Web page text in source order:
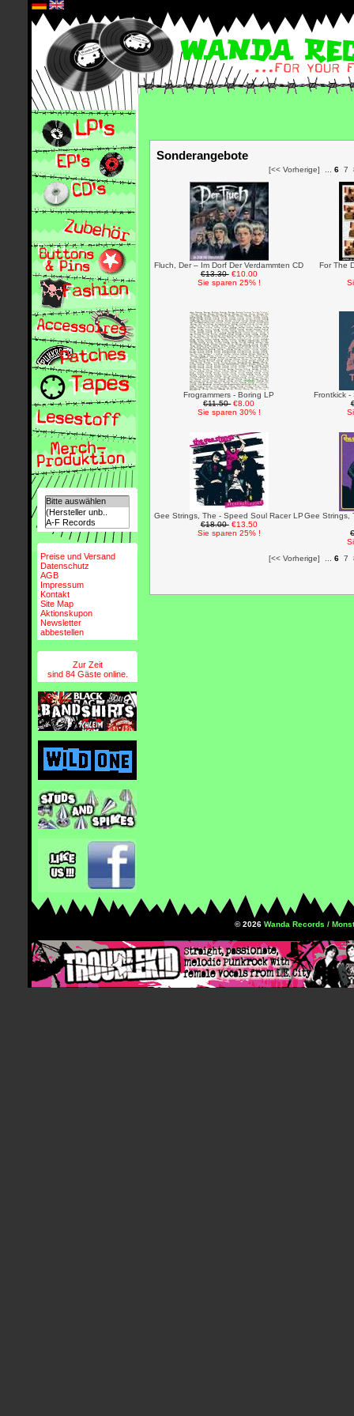
Preise und Versand
Datenschutz
AGB
Impressum
Kontakt
Site Map
Aktionskupon
Newsletter
abbestellen
Zur Zeit
sind 84 Gäste online.
Sonderangebote
[<< Vorherige] 6 7
Fluch, Der – Im Dorf Der Verdammten CD
€13.30 €10.00
Sie sparen 25% !
For The
Frogrammers - Boring LP
€11.50 €8.00
Sie sparen 30% !
Frontkick -
Gee Strings, The - Speed Soul Racer LP
€18.00 €13.50
Sie sparen 25% !
Gee Strings,
[<< Vorherige]
6 7
© 2026 Wanda Records /